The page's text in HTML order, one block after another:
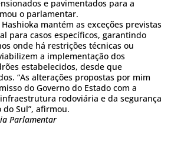
e pavimentados para a
o parlamentar.
mantém as exceções previstas
para casos específicos, garantindo
onde há restrições técnicas ou
a implementação dos
estabelecidos, desde que
“As alterações propostas por mim
do Governo do Estado com a
rodoviária e da segurança
Sul”, afirmou.
Parlamentar